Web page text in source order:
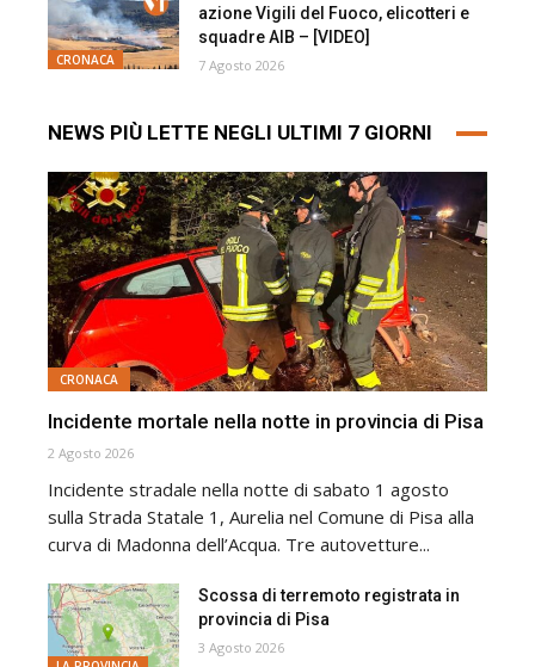
CRONACA
azione Vigili del Fuoco, elicotteri e
squadre AIB – [VIDEO]
7 Agosto 2026
NEWS PIÙ LETTE NEGLI ULTIMI 7 GIORNI
CRONACA
Incidente mortale nella notte in provincia di Pisa
2 Agosto 2026
Incidente stradale nella notte di sabato 1 agosto
sulla Strada Statale 1, Aurelia nel Comune di Pisa alla
curva di Madonna dell’Acqua. Tre autovetture...
Scossa di terremoto registrata in
provincia di Pisa
3 Agosto 2026